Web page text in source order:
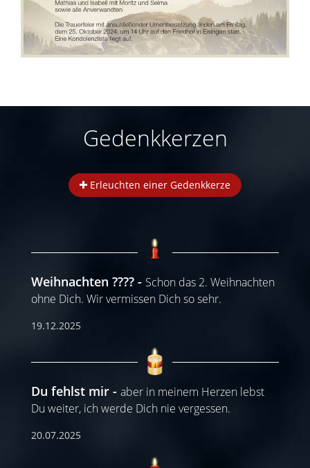
Gedenkkerzen
Erleuchten einer Gedenkkerze
Weihnachten ????
Schon das 2. Weihnachten
ohne Dich. Wir vermissen Dich so sehr.
19.12.2025
Du fehlst mir
aber in meinem Herzen lebst
Du weiter, ich werde Dich nie vergessen.
20.07.2025